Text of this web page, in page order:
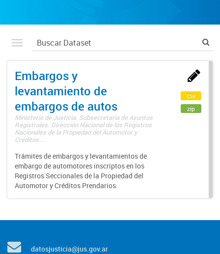
Embargos y
levantamiento de
embargos de autos
Ministerio de Justicia. Subsecretaría de Asuntos
Registrales. Dirección Nacional de los Registros
Nacionales de la Propiedad del Automotor y
Créditos ...
Trámites de embargos y levantamientos de
embargo de automotores inscriptos en los
Registros Seccionales de la Propiedad del
Automotor y Créditos Prendarios.
csv
zip
datosjusticia@jus.gov.ar